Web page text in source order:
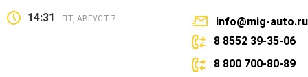
14:31 ПТ, АВГУСТ 7
info@mig-auto.ru
8 8552 39-35-06
8 800 700-80-89